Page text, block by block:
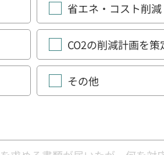
省エネ・コスト削
CO2の削減計画を
その他